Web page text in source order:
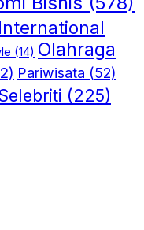
International
(14) Olahraga
Pariwisata (52)
(225)